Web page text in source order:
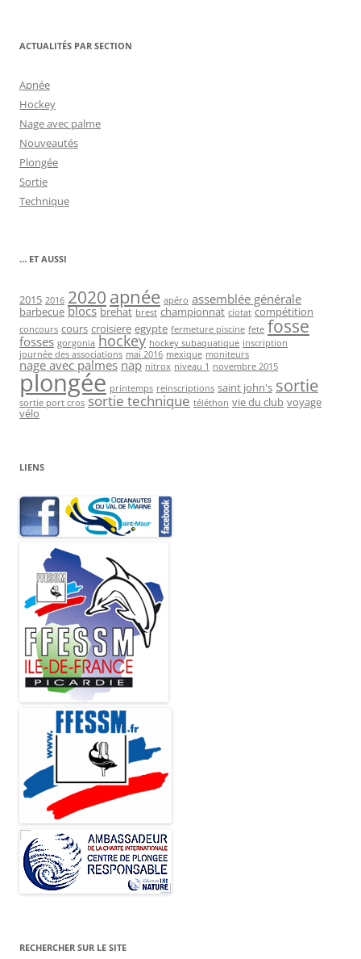
ACTUALITÉS PAR SECTION
Apnée
Hockey
Nage avec palme
Nouveautés
Plongée
Sortie
Technique
… ET AUSSI
2015 2016 2020 apnée apéro assemblée générale
barbecue blocs brehat brest championnat ciotat compétition
concours cours croisiere egypte fermeture piscine fete fosse
fosses gorgonia hockey hockey subaquatique inscription
journée des associations mai 2016 mexique moniteurs
nage avec palmes nap nitrox niveau 1 novembre 2015
plongée printemps reinscriptions saint john's sortie
sortie port cros sortie technique téléthon vie du club voyage
vélo
LIENS
RECHERCHER SUR LE SITE